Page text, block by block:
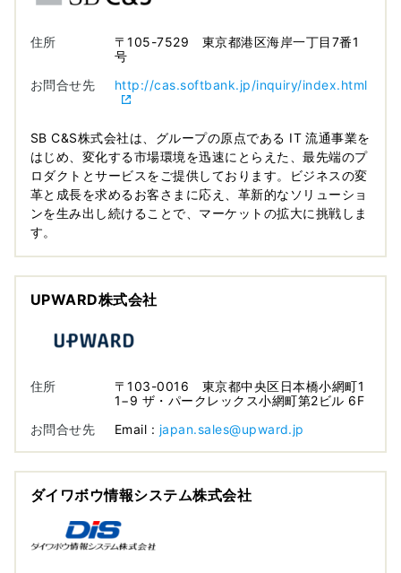
住所
〒105-7529 東京都港区海岸一丁目7番1
号
お問合せ先
http://cas.softbank.jp/inquiry/index.html
SB C&S株式会社は、グループの原点である IT 流通事業を
はじめ、変化する市場環境を迅速にとらえた、最先端のプ
ロダクトとサービスをご提供しております。ビジネスの変
革と成長を求めるお客さまに応え、革新的なソリューショ
ンを生み出し続けることで、マーケットの拡大に挑戦しま
す。
UPWARD株式会社
住所
〒103-0016 東京都中央区日本橋小網町1
1−9 ザ・パークレックス小網町第2ビル 6F
お問合せ先
Email : japan.sales@upward.jp
ダイワボウ情報システム株式会社